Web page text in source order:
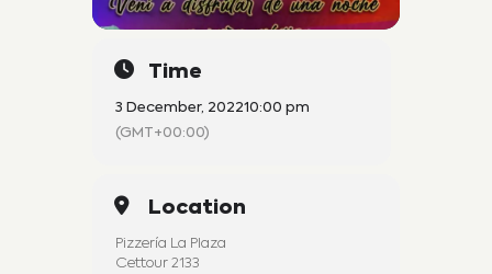
Time
3 December, 202210:00 pm
(GMT+00:00)
Location
Pizzería La Plaza
Cettour 2133